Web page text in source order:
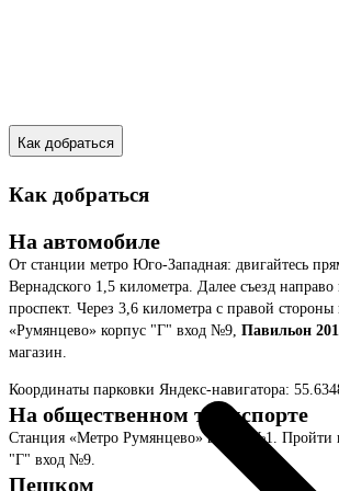
Как добраться
Как добраться
На автомобиле
От станции метро Юго-Западная: двигайтесь
Вернадского 1,5 километра. Далее съезд
проспект. Через 3,6 километра с правой
«Румянцево» корпус "Г" вход №9, Павильон
магазин.
Координаты парковки Яндекс-навигатора:
На общественном транспорте
Станция «Метро Румянцево» выход №1. Пройти
"Г" вход №9.
Пешком